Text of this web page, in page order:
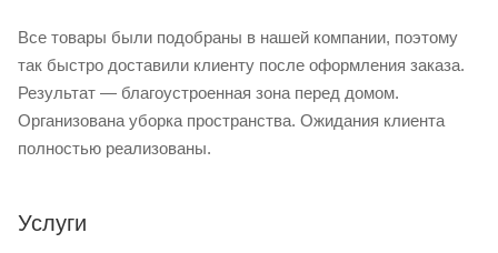
Все товары были подобраны в нашей компании, поэтому
так быстро доставили клиенту после оформления заказа.
Результат — благоустроенная зона перед домом.
Организована уборка пространства. Ожидания клиента
полностью реализованы.
Услуги